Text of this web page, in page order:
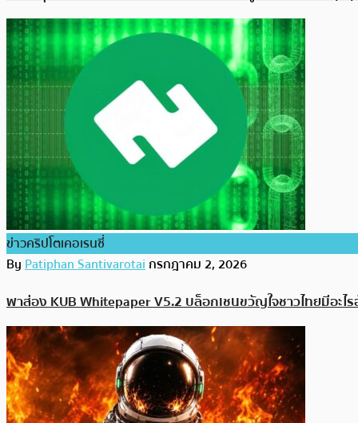
ข่าวคริปโตเคอเรนซี่
ByPatiphan Santivarotaiกรกฎาคม 2, 2026
พาส่อง KUB Whitepaper V5.2 บล็อกเชนขวัญใจชาวไทยมีอะไ